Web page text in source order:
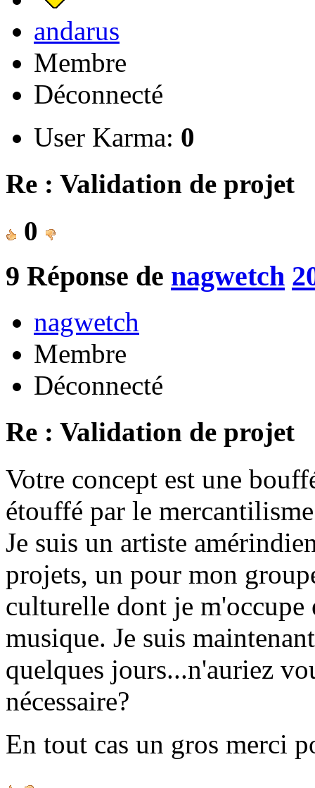
andarus
Membre
Déconnecté
User Karma: 0
Re : Validation de projet
0
9 Réponse de nagwetch
nagwetch
Membre
Déconnecté
Re : Validation de projet
Votre concept est une
étouffé par le
Je suis un artiste
projets, un pour mon
culturelle dont je
musique. Je suis
quelques jours...n'auriez
nécessaire?
En tout cas un gros merci